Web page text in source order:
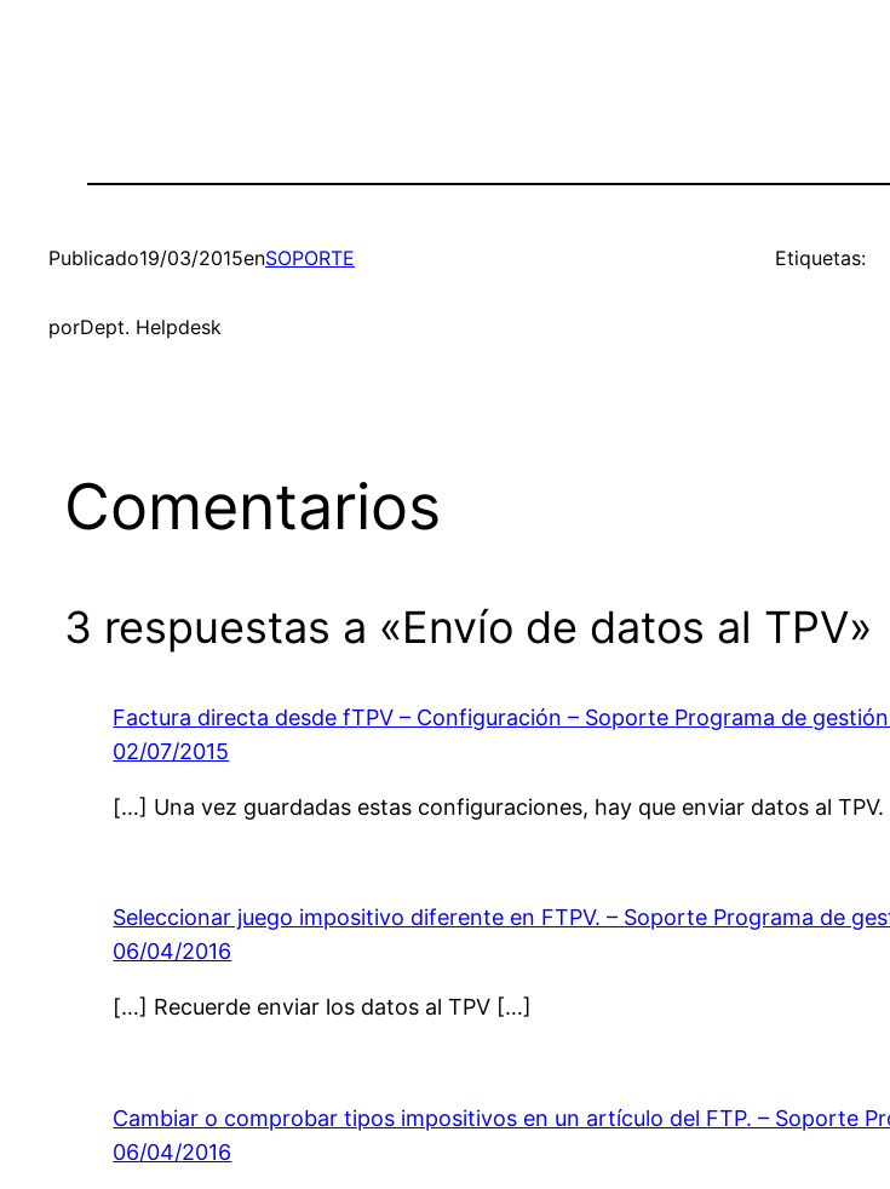
Publicado19/03/2015enSOPORTE
porDept. Helpdesk
Etiquetas:
Comentarios
3 respuestas a «Envío de datos al TPV»
Factura directa desde fTPV – Configuración – Soporte Programa de gestión
02/07/2015
[…] Una vez guardadas estas configuraciones, hay que enviar datos al
Seleccionar juego impositivo diferente en FTPV. – Soporte Programa de
06/04/2016
[…] Recuerde enviar los datos al TPV […]
Cambiar o comprobar tipos impositivos en un artículo del FTP. – Soporte
06/04/2016